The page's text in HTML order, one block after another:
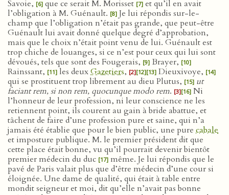
Savoie, [6] que ce serait M. Morisset [7] et qu’il en avait
l’obligation à M. Guénault. [8] Je lui répondis sur-le-
champ que l’obligation n’était pas grande, que peut-être
Guénault lui avait donné quelque degré d’approbation,
mais que le choix n’était point venu de lui. Guénault est
trop chiche de louanges, si ce n’est pour ceux qui lui sont
dévoués, tels que sont des Fougerais, [9] Brayer, [10]
Rainssant, [11] les deuxGazetiers, [2][12][13] Dieuxivoye, [14]
qui se prostituent trop librement au dieu Plutus, [15] ut
faciant rem, si non rem, quocunque modo rem. [3][16] Ni
l’honneur de leur profession, ni leur conscience ne les
retiennent point, ils courent au gain à bride abattue, et
tâchent de faire d’une profession pure et saine, qui n’a
jamais été établie que pour le bien public, une pure cabale
et imposture publique. M. le premier président dit que
cette place était bonne, vu qu’il pourrait devenir bientôt
premier médecin du duc [17] même. Je lui répondis que le
pavé de Paris valait plus que d’être médecin d’une cour si
éloignée. Une dame de qualité, qui était à table entre
mondit seigneur et moi, dit qu’elle n’avait pas bonne